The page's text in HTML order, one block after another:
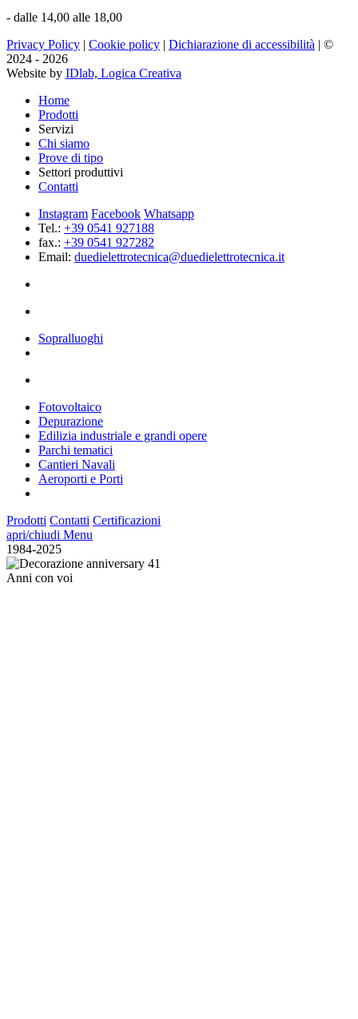
- dalle 14,00 alle 18,00
Privacy Policy | Cookie policy | Dichiarazione di accessibilità | ©
2024 - 2026
Website by IDlab, Logica Creativa
Home
Prodotti
Servizi
Chi siamo
Prove di tipo
Settori produttivi
Contatti
Instagram Facebook Whatsapp
Tel.: +39 0541 927188
fax.: +39 0541 927282
Email: duedielettrotecnica@duedielettrotecnica.it
Sopralluoghi
Fotovoltaico
Depurazione
Edilizia industriale e grandi opere
Parchi tematici
Cantieri Navali
Aeroporti e Porti
Prodotti Contatti Certificazioni
apri/chiudi Menu
1984-2025
41
Anni con voi